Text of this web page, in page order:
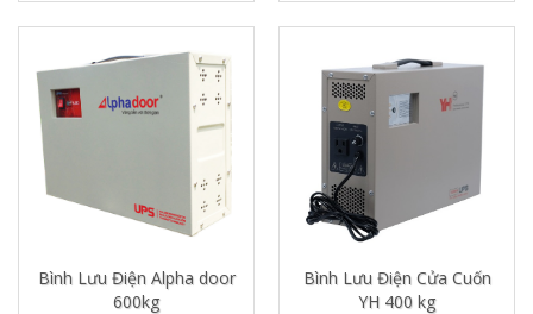
Bình Lưu Điện Alpha door
600kg
Bình Lưu Điện Cửa Cuốn
YH 400 kg